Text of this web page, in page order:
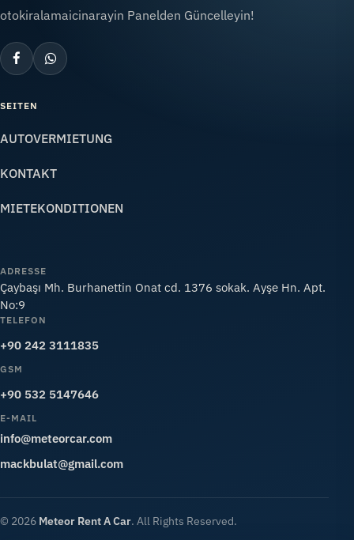
otokiralamaicinarayin Panelden Güncelleyin!
SEITEN
AUTOVERMIETUNG
KONTAKT
MIETEKONDITIONEN
ADRESSE
Çaybaşı Mh. Burhanettin Onat cd. 1376 sokak. Ayşe Hn. Apt.
No:9
TELEFON
+90 242 3111835
GSM
+90 532 5147646
E-MAIL
info@meteorcar.com
mackbulat@gmail.com
© 2026 Meteor Rent A Car. All Rights Reserved.